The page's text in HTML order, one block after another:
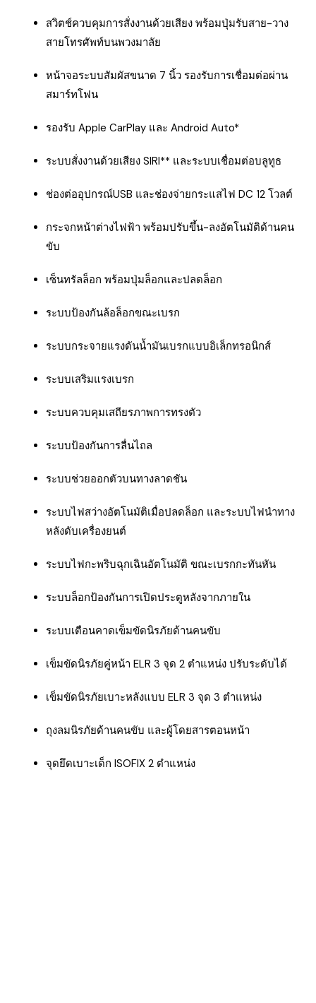
สวิตช์ควบคุมการสั่งงานด้วยเสียง พร้อมปุ่มรับสาย-วาง
สายโทรศัพท์บนพวงมาลัย
หน้าจอระบบสัมผัสขนาด 7 นิ้ว รองรับการเชื่อมต่อผ่าน
สมาร์ทโฟน
รองรับ Apple CarPlay และ Android Auto*
ระบบสั่งงานด้วยเสียง SIRI** และระบบเชื่อมต่อบลูทูธ
ช่องต่ออุปกรณ์USB และช่องจ่ายกระแสไฟ DC 12 โวลต์
กระจกหน้าต่างไฟฟ้า พร้อมปรับขึ้น-ลงอัตโนมัติด้านคน
ขับ
เซ็นทรัลล็อก พร้อมปุ่มล็อกและปลดล็อก
ระบบป้องกันล้อล็อกขณะเบรก
ระบบกระจายแรงดันน้ำมันเบรกแบบอิเล็กทรอนิกส์
ระบบเสริมแรงเบรก
ระบบควบคุมเสถียรภาพการทรงตัว
ระบบป้องกันการลื่นไถล
ระบบช่วยออกตัวบนทางลาดชัน
ระบบไฟสว่างอัตโนมัติเมื่อปลดล็อก และระบบไฟนำทาง
หลังดับเครื่องยนต์
ระบบไฟกะพริบฉุกเฉินอัตโนมัติ ขณะเบรกกะทันหัน
ระบบล็อกป้องกันการเปิดประตูหลังจากภายใน
ระบบเตือนคาดเข็มขัดนิรภัยด้านคนขับ
เข็มขัดนิรภัยคู่หน้า ELR 3 จุด 2 ตำแหน่ง ปรับระดับได้
เข็มขัดนิรภัยเบาะหลังแบบ ELR 3 จุด 3 ตำแหน่ง
ถุงลมนิรภัยด้านคนขับ และผู้โดยสารตอนหน้า
จุดยึดเบาะเด็ก ISOFIX 2 ตำแหน่ง